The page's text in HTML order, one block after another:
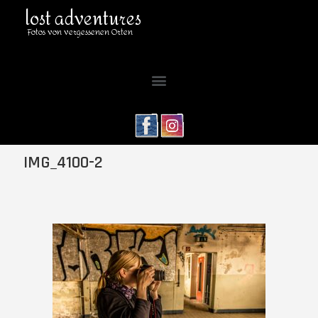
lost adventures
Fotos von vergessenen Orten
IMG_4100-2